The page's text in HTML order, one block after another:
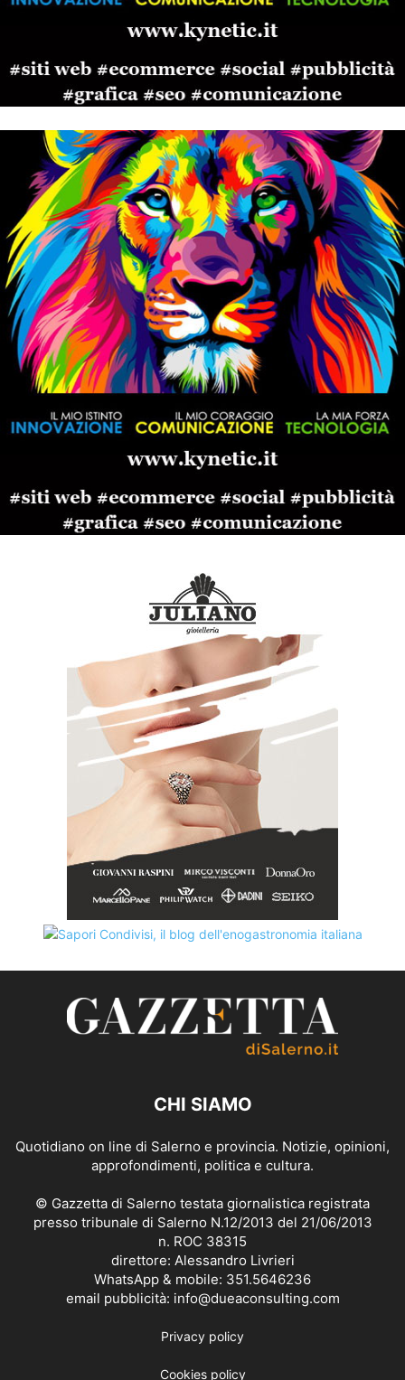
CHI SIAMO
Quotidiano on line di Salerno e provincia. Notizie, opinioni,
approfondimenti, politica e cultura.
© Gazzetta di Salerno testata giornalistica registrata
presso tribunale di Salerno N.12/2013 del 21/06/2013
n. ROC 38315
direttore: Alessandro Livrieri
WhatsApp & mobile: 351.5646236
email pubblicità: info@dueaconsulting.com
Privacy policy
Cookies policy